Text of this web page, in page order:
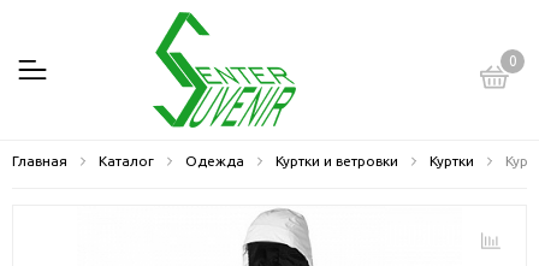
0
Главная Каталог Одежда Куртки и ветровки Куртки